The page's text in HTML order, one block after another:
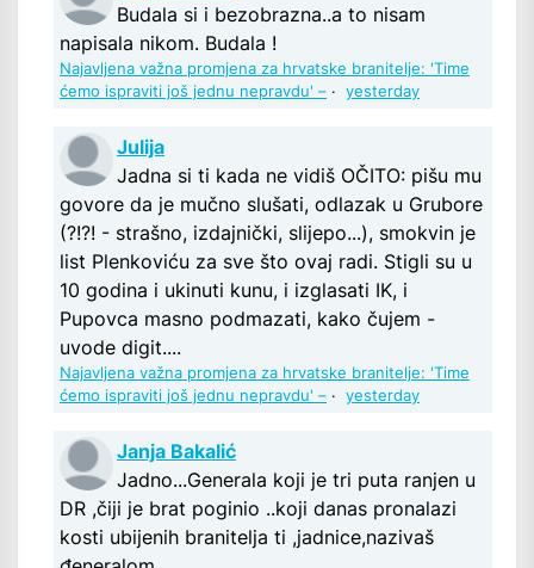
Budala si i bezobrazna..a to nisam
napisala nikom. Budala !
Najavljena važna promjena za hrvatske branitelje: 'Time
ćemo ispraviti još jednu nepravdu' – · yesterday
Julija
Jadna si ti kada ne vidiš OČITO: pišu mu
govore da je mučno slušati, odlazak u Grubore
(?!?! - strašno, izdajnički, slijepo...), smokvin je
list Plenkoviću za sve što ovaj radi. Stigli su u
10 godina i ukinuti kunu, i izglasati IK, i
Pupovca masno podmazati, kako čujem -
uvode digit....
Najavljena važna promjena za hrvatske branitelje: 'Time
ćemo ispraviti još jednu nepravdu' – · yesterday
Janja Bakalić
Jadno...Generala koji je tri puta ranjen u
DR ,čiji je brat poginio ..koji danas pronalazi
kosti ubijenih branitelja ti ,jadnice,nazivaš